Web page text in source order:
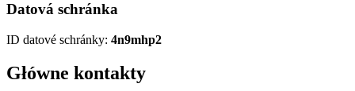
Datová schránka
ID datové schránky: 4n9mhp2
Główne kontakty